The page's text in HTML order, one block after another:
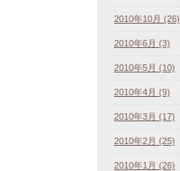
2010年10月 (26)
2010年6月 (3)
2010年5月 (10)
2010年4月 (9)
2010年3月 (17)
2010年2月 (25)
2010年1月 (26)